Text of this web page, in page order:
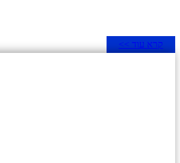
קרא עוד >>